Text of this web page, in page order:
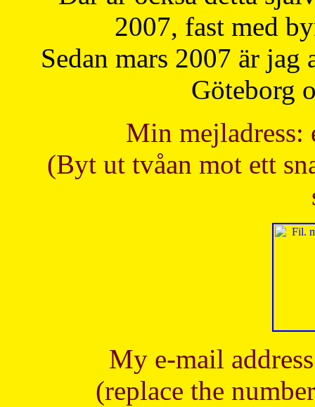
2007, fast med
Sedan mars 2007 är
Göteborg
Min mejladress:
(Byt ut tvåan mot ett
My e-mail
(replace the